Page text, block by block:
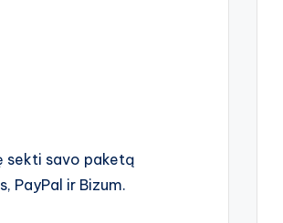
sekti savo paketą
PayPal ir Bizum.